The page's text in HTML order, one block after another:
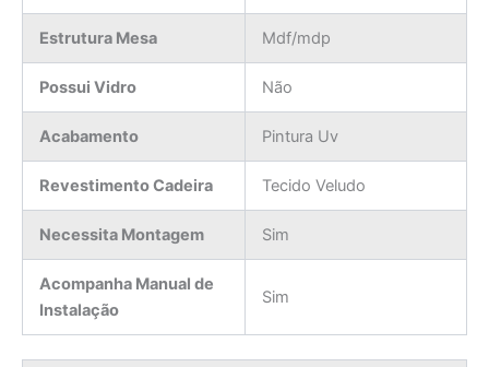
Estrutura Mesa Mdf/mdp
Possui Vidro Não
Acabamento Pintura Uv
Revestimento Cadeira Tecido Veludo
Necessita Montagem Sim
Acompanha Manual de
Instalação
Sim